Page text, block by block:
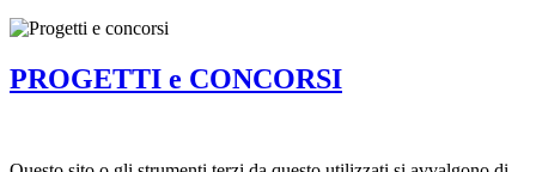
PROGETTI e CONCORSI